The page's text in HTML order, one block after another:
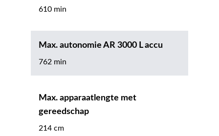
610 min
Max. autonomie AR 3000 L accu
762 min
Max. apparaatlengte met
gereedschap
214 cm